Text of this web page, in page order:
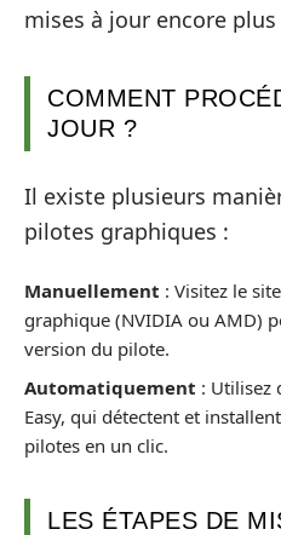
mises à jour encore
COMMENT
JOUR ?
Il existe plusieurs
pilotes graphiques :
Manuellement : Visitez le
graphique (NVIDIA ou AMD)
version du pilote.
Automatiquement : Utilisez
Easy, qui détectent et
pilotes en un clic.
LES ÉTAPES DE